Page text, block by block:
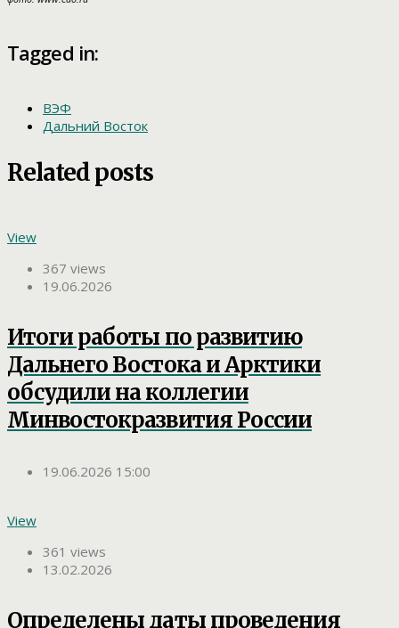
Tagged in:
ВЭФ
Дальний Восток
Related posts
View
367 views
19.06.2026
Итоги работы по развитию
Дальнего Востока и Арктики
обсудили на коллегии
Минвостокразвития России
19.06.2026 15:00
View
361 views
13.02.2026
Определены даты проведения